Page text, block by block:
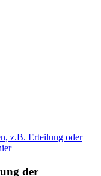
z.B. Erteilung oder
der